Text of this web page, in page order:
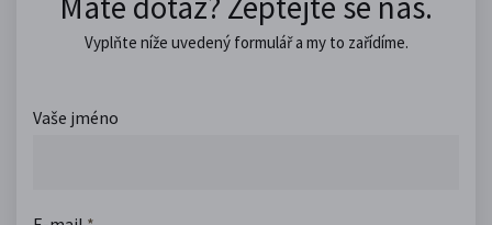
Vyplňte níže uvedený formulář a my to zařídíme.
Vaše jméno